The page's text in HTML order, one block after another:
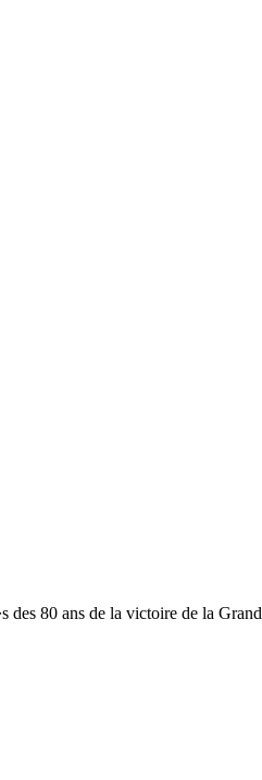
80 ans de la victoire de la